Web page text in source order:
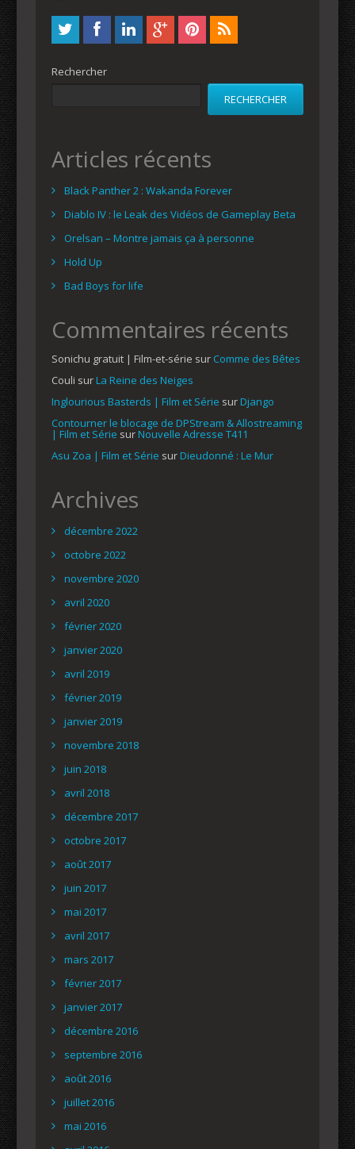
Rechercher
RECHERCHER
Articles récents
Black Panther 2 : Wakanda Forever
Diablo IV : le Leak des Vidéos de Gameplay Beta
Orelsan – Montre jamais ça à personne
Hold Up
Bad Boys for life
Commentaires récents
Sonichu gratuit | Film-et-série sur Comme des Bêtes
Couli surLa Reine des Neiges
Inglourious Basterds | Film et Série surDjango
Contourner le blocage de DPStream & Allostreaming
| Film et Série surNouvelle Adresse T411
Asu Zoa | Film et Série surDieudonné : Le Mur
Archives
décembre 2022
octobre 2022
novembre 2020
avril 2020
février 2020
janvier 2020
avril 2019
février 2019
janvier 2019
novembre 2018
juin 2018
avril 2018
décembre 2017
octobre 2017
août 2017
juin 2017
mai 2017
avril 2017
mars 2017
février 2017
janvier 2017
décembre 2016
septembre 2016
août 2016
juillet 2016
mai 2016